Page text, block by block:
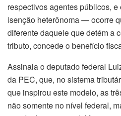
respectivos agentes públicos,
isenção heterônoma — ocorre
diferente daquele que detém a
tributo, concede o benefício
Assinala o deputado federal
da PEC, que, no sistema
que inspirou este modelo, as
não somente no nível federal,